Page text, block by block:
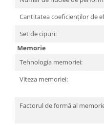
Televizoare & accesorii
Multiboard & Accessorii
Multimedia
Foto & Video
Cloud si Aplicatii SaaS
Securitate Date
Cantitatea coeficienților de
Set de cipuri:
Memorie
Tehnologia memoriei:
Viteza memoriei:
Factorul de formă al